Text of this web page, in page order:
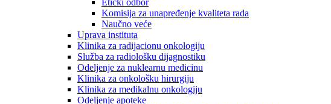
Komisija za unapređenje kvaliteta rada
Naučno veće
Uprava instituta
Klinika za radijacionu onkologiju
Služba za radiološku dijagnostiku
Odeljenje za nuklearnu medicinu
Klinika za onkološku hirurgiju
Klinika za medikalnu onkologiju
Odeljenje apoteke